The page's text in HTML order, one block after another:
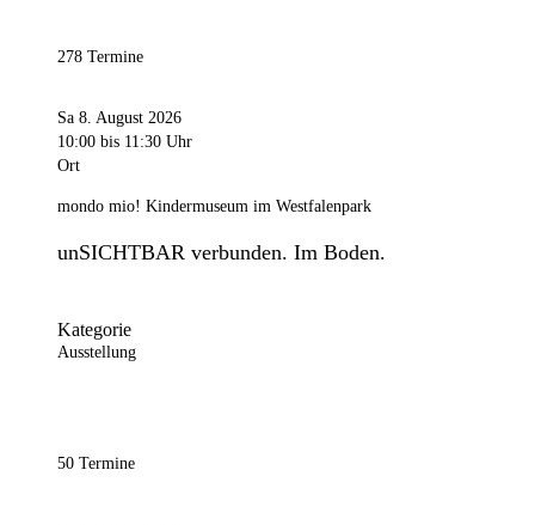
278 Termine
Sa 8. August 2026
10:00 bis 11:30 Uhr
Ort
mondo mio! Kindermuseum im Westfalenpark
unSICHTBAR verbunden. Im Boden.
Kategorie
Ausstellung
50 Termine